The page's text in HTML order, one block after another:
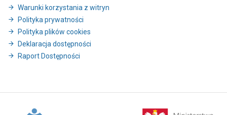
Warunki korzystania z witryn
Polityka prywatności
Polityka plików cookies
Deklaracja dostępności
Raport Dostępności